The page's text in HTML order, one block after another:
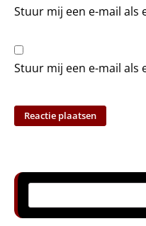
Stuur mij een e-mail als
Stuur mij een e-mail als